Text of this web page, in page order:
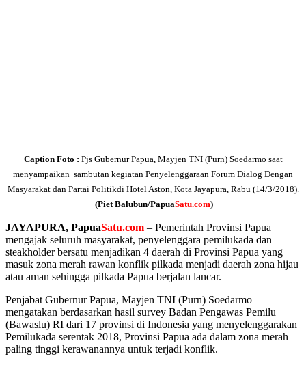
Caption Foto : Pjs Gubernur Papua, Mayjen TNI (Purn) Soedarmo saat
menyampaikan sambutan kegiatan Penyelenggaraan Forum Dialog Dengan
Masyarakat dan Partai Politikdi Hotel Aston, Kota Jayapura, Rabu (14/3/2018).
(Piet Balubun/PapuaSatu.com)
JAYAPURA, PapuaSatu.com – Pemerintah Provinsi Papua
mengajak seluruh masyarakat, penyelenggara pemilukada dan
steakholder bersatu menjadikan 4 daerah di Provinsi Papua yang
masuk zona merah rawan konflik pilkada menjadi daerah zona hijau
atau aman sehingga pilkada Papua berjalan lancar.
Penjabat Gubernur Papua, Mayjen TNI (Purn) Soedarmo
mengatakan berdasarkan hasil survey Badan Pengawas Pemilu
(Bawaslu) RI dari 17 provinsi di Indonesia yang menyelenggarakan
Pemilukada serentak 2018, Provinsi Papua ada dalam zona merah
paling tinggi kerawanannya untuk terjadi konflik.